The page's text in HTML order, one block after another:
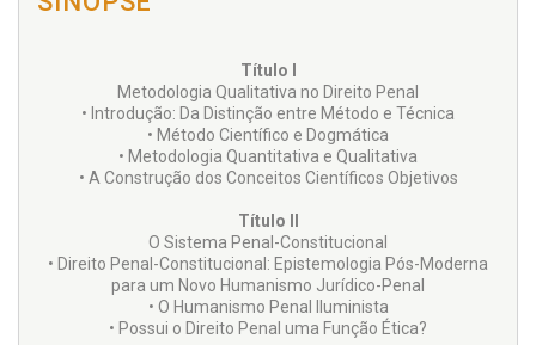
Título I
Metodologia Qualitativa no Direito Penal
• Introdução: Da Distinção entre Método e Técnica
• Método Científico e Dogmática
• Metodologia Quantitativa e Qualitativa
• A Construção dos Conceitos Científicos Objetivos
Título II
O Sistema Penal-Constitucional
• Direito Penal-Constitucional: Epistemologia Pós-Moderna
para um Novo Humanismo Jurídico-Penal
• O Humanismo Penal Iluminista
• Possui o Direito Penal uma Função Ética?